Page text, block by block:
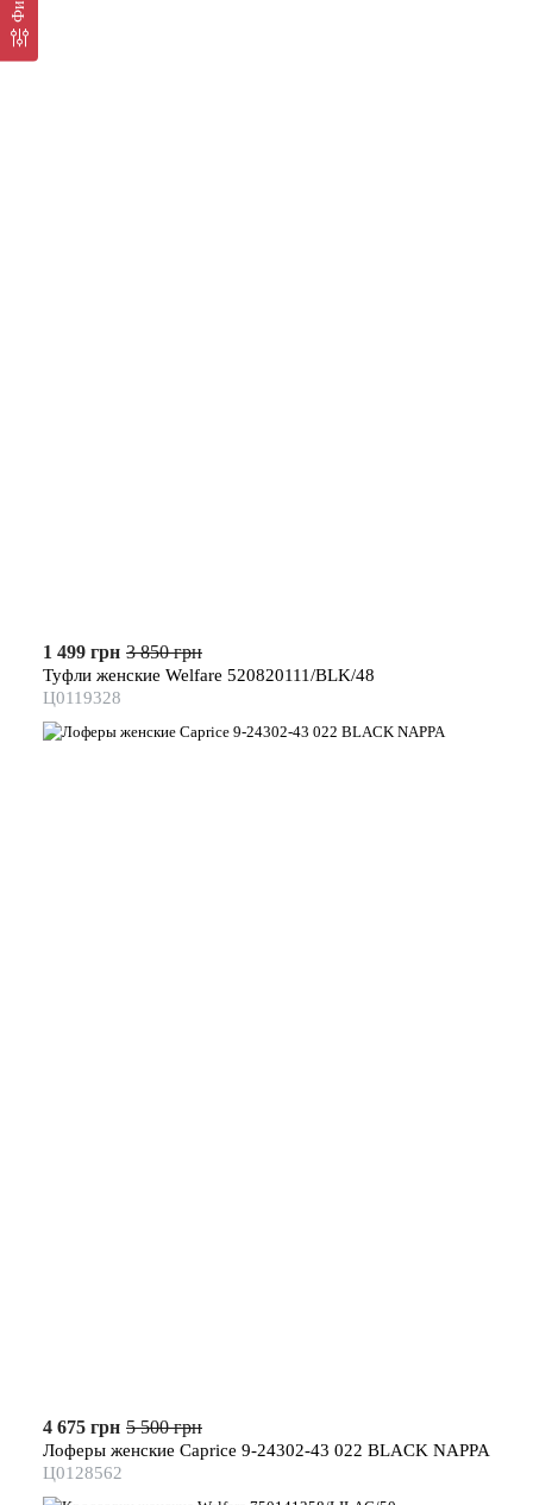
1 499 грн 3 850 грн
Туфли женские Welfare 520820111/BLK/48
Ц0119328
4 675 грн 5 500 грн
Лоферы женские Caprice 9-24302-43 022 BLACK NAPPA
Ц0128562